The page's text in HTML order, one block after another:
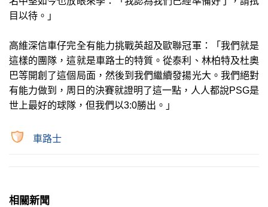
目以待。」
高維深信車仔完全有能力挑戰英超及歐聯冠軍：「我們就是
這樣的團隊，這就是車路士的特質。從泰利、林柏特及杜奧
巴等開創了這個局面，然後到我們繼續發揚光大。我們絕對
有能力做到，周日的決賽就證明了這一點，人人都說PSG是
世上最好的球隊，但我們以3:0勝出。」
車路士
相關新聞